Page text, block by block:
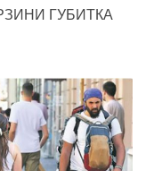
ГУБИТКА